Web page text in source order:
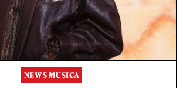
NEWS MUSICA